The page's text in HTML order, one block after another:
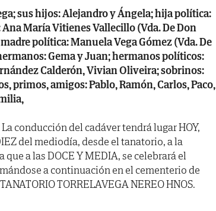
sus hijos: Alejandro y Ángela; hija política:
María Vitienes Vallecillo (Vda. De Don
política: Manuela Vega Gómez (Vda. De
Gema y Juan; hermanos políticos:
Calderón, Vivian Oliveira; sobrinos:
primos, amigos: Pablo, Ramón, Carlos, Paco,
conducción del cadáver tendrá lugar HOY,
del mediodía, desde el tanatorio, a la
a las DOCE Y MEDIA, se celebrará el
a continuación en el cementerio de
TORRELAVEGA NEREO HNOS.